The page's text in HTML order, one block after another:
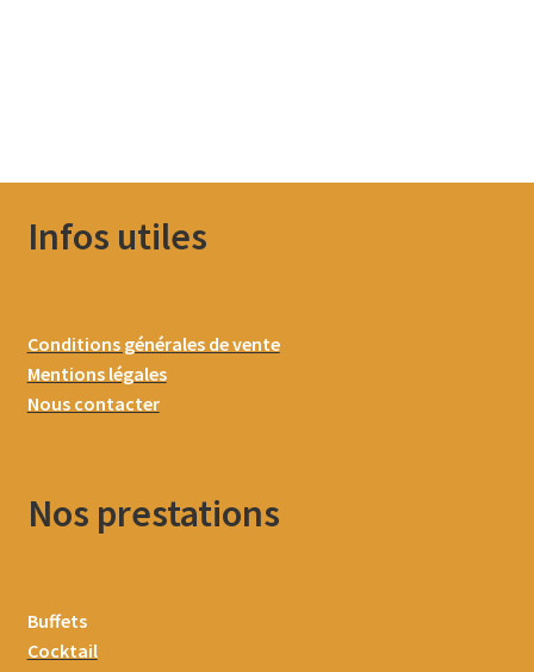
Infos utiles
Conditions générales de vente
Mentions légales
Nous contacter
Nos prestations
Buffets
Cocktail